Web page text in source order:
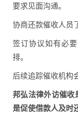
要求见面沟通。
协商还款催收人员
签订协议如有必
排。
后续追踪催收机构
邦弘法律外访催收
是促使借款人及时